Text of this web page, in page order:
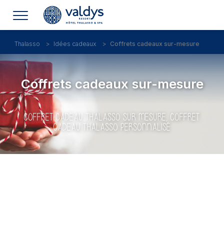
Thalasso Idées cadeaux Coffrets cadeaux sur-mesure
Coffrets cadeaux sur-mesure
COFFRET CADEAU THALASSO SUR MESURE, COFFRET
CADEAU THALASSO PERSONNALISÉ